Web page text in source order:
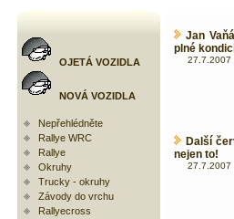
OJETÁ VOZIDLA
NOVÁ VOZIDLA
Nepřehlédněte
Rallye WRC
Rallye
Okruhy
Trucky - okruhy
Závody do vrchu
Rallyecross
Jan
plné
27.7.2007
Další
nejen to!
27.7.2007